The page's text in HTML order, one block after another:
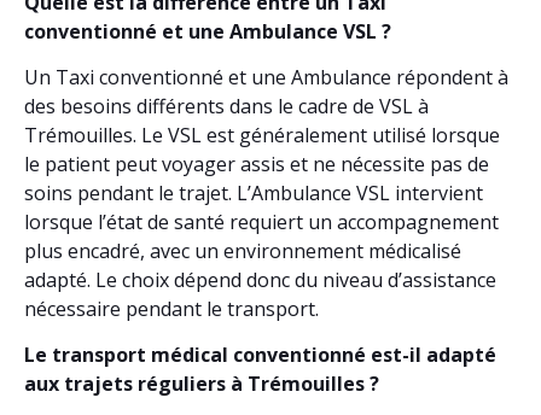
conventionné et une Ambulance VSL ?
Un Taxi conventionné et une Ambulance répondent à
des besoins différents dans le cadre de VSL à
Trémouilles. Le VSL est généralement utilisé lorsque
le patient peut voyager assis et ne nécessite pas de
soins pendant le trajet. L’Ambulance VSL intervient
lorsque l’état de santé requiert un accompagnement
plus encadré, avec un environnement médicalisé
adapté. Le choix dépend donc du niveau d’assistance
nécessaire pendant le transport.
Le transport médical conventionné est-il adapté
aux trajets réguliers à Trémouilles ?